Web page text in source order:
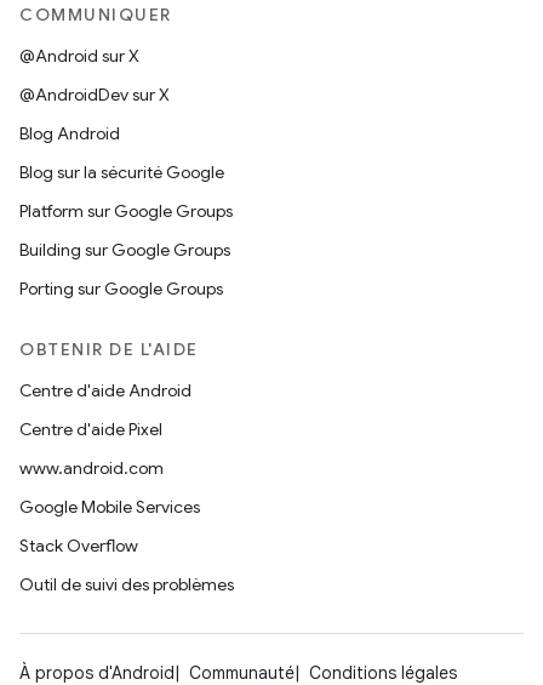
COMMUNIQUER
@Android sur X
@AndroidDev sur X
Blog Android
Blog sur la sécurité Google
Platform sur Google Groups
Building sur Google Groups
Porting sur Google Groups
OBTENIR DE L'AIDE
Centre d'aide Android
Centre d'aide Pixel
www.android.com
Google Mobile Services
Stack Overflow
Outil de suivi des problèmes
À propos d'Android Communauté
Conditions légales